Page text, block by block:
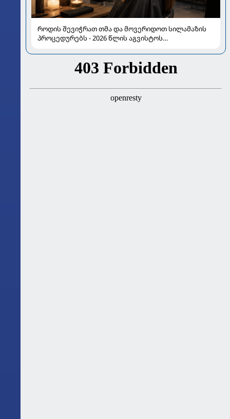
როდის შევიჭრათ თმა და მოვერიდოთ სილამაზის
პროცედურებს - 2026 წლის აგვისტოს